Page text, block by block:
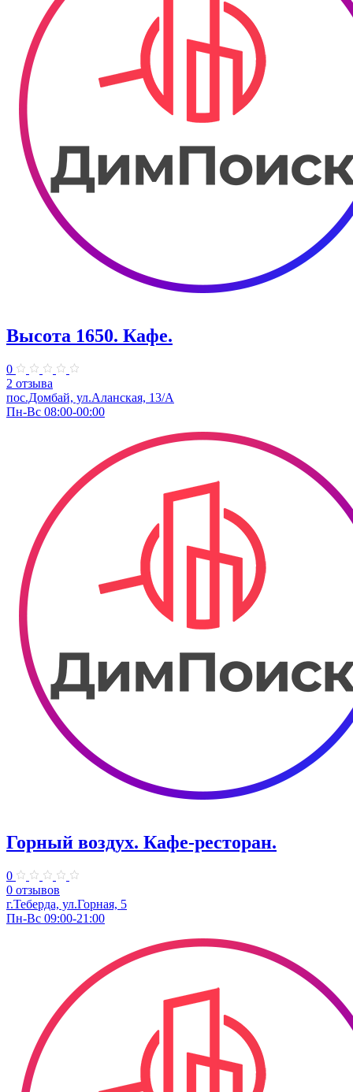
Высота 1650. Кафе.
0
2 отзыва
пос.Домбай, ул.Аланская, 13/А
Пн-Вс 08:00-00:00
Горный воздух. Кафе-ресторан.
0
0 отзывов
г.Теберда, ул.Горная, 5
Пн-Вс 09:00-21:00